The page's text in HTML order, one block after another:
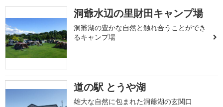
洞爺水辺の里財田キャンプ場
洞爺湖の豊かな自然と触れ合うことができ
るキャンプ場
道の駅 とうや湖
雄大な自然に包まれた洞爺湖の玄関口